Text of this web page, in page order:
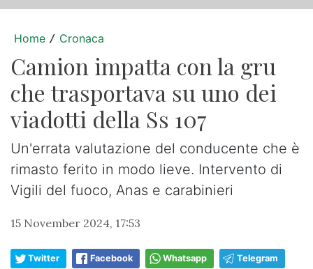
Home / Cronaca
Camion impatta con la gru
che trasportava su uno dei
viadotti della Ss 107
Un'errata valutazione del conducente che è
rimasto ferito in modo lieve. Intervento di
Vigili del fuoco, Anas e carabinieri
15 November 2024, 17:53
Twitter Facebook Whatsapp Telegram